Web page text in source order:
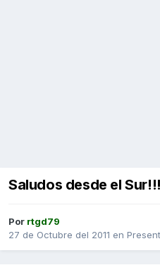
Saludos desde el
Por rtgd79
27 de Octubre del 2011 en